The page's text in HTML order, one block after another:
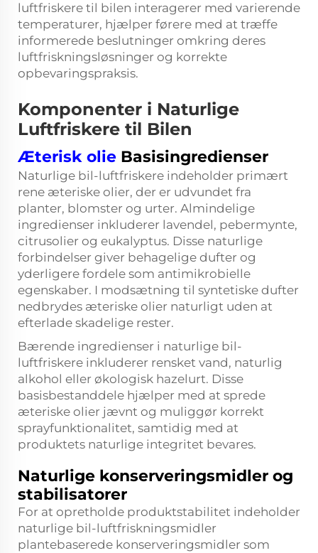
luftfriskere til bilen interagerer med varierende
temperaturer, hjælper førere med at træffe
informerede beslutninger omkring deres
luftfriskningsløsninger og korrekte
opbevaringspraksis.
Komponenter i Naturlige
Luftfriskere til Bilen
Æterisk olie Basisingredienser
Naturlige bil-luftfriskere indeholder primært
rene æteriske olier, der er udvundet fra
planter, blomster og urter. Almindelige
ingredienser inkluderer lavendel, pebermynte,
citrusolier og eukalyptus. Disse naturlige
forbindelser giver behagelige dufter og
yderligere fordele som antimikrobielle
egenskaber. I modsætning til syntetiske dufter
nedbrydes æteriske olier naturligt uden at
efterlade skadelige rester.
Bærende ingredienser i naturlige bil-
luftfriskere inkluderer rensket vand, naturlig
alkohol eller økologisk hazelurt. Disse
basisbestanddele hjælper med at sprede
æteriske olier jævnt og muliggør korrekt
sprayfunktionalitet, samtidig med at
produktets naturlige integritet bevares.
Naturlige konserveringsmidler og
stabilisatorer
For at opretholde produktstabilitet indeholder
naturlige bil-luftfriskningsmidler
plantebaserede konserveringsmidler som